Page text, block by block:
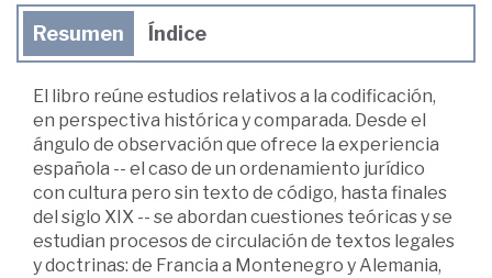
Resumen Índice
El libro reúne estudios relativos a la codificación,
en perspectiva histórica y comparada. Desde el
ángulo de observación que ofrece la experiencia
española -- el caso de un ordenamiento jurídico
con cultura pero sin texto de código, hasta finales
del siglo XIX -- se abordan cuestiones teóricas y se
estudian procesos de circulación de textos legales
y doctrinas: de Francia a Montenegro y Alemania,